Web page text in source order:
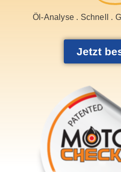
Öl-Analyse . Schnell .
Jetzt